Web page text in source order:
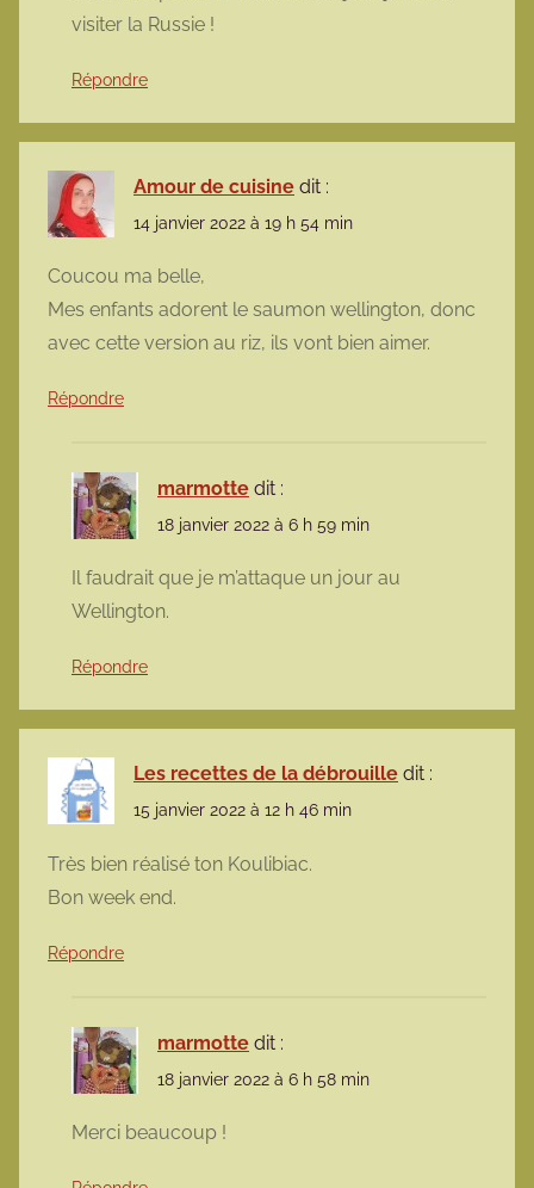
visiter la Russie !
Répondre
Amour de cuisine dit :
14 janvier 2022 à 19 h 54 min
Coucou ma belle,
Mes enfants adorent le saumon wellington, donc
avec cette version au riz, ils vont bien aimer.
Répondre
marmotte dit :
18 janvier 2022 à 6 h 59 min
Il faudrait que je m’attaque un jour au
Wellington.
Répondre
Les recettes de la débrouille dit :
15 janvier 2022 à 12 h 46 min
Très bien réalisé ton Koulibiac.
Bon week end.
Répondre
marmotte dit :
18 janvier 2022 à 6 h 58 min
Merci beaucoup !